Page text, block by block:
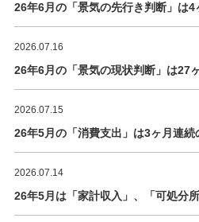
26年6月の「景気の先行き判断」は
2026.07.16
26年6月の「景気の現状判断」は27
2026.07.15
26年5月の「消費支出」は3ヶ月連続
2026.07.14
26年5月は「家計収入」、「可処分